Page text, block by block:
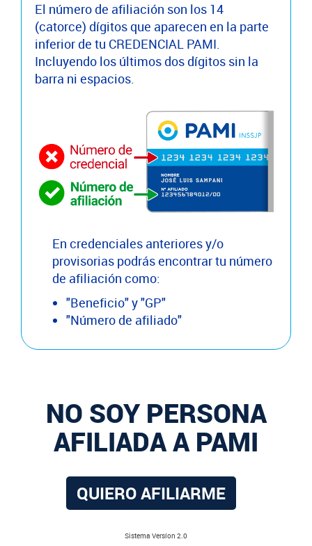
El número de afiliación son los 14
(catorce) dígitos que aparecen en la parte
inferior de tu CREDENCIAL PAMI.
Incluyendo los últimos dos dígitos sin la
barra ni espacios.
En credenciales anteriores y/o
provisorias podrás encontrar tu número
de afiliación como:
"Beneficio" y "GP"
"Número de afiliado"
NO SOY PERSONA
AFILIADA A PAMI
QUIERO AFILIARME
Sistema Versíon 2.0